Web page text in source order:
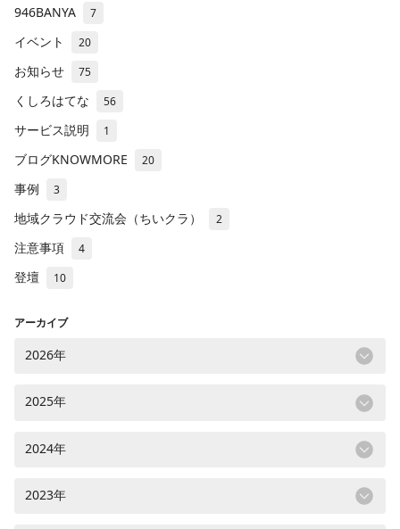
946BANYA 7
イベント 20
お知らせ 75
くしろはてな 56
サービス説明 1
ブログKNOWMORE 20
事例 3
地域クラウド交流会（ちいクラ） 2
注意事項 4
登壇 10
アーカイブ
2026年
2025年
2024年
2023年